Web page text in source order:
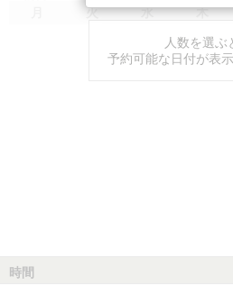
火 水 木
人数を選ぶ
予約可能な日付が表示
時間